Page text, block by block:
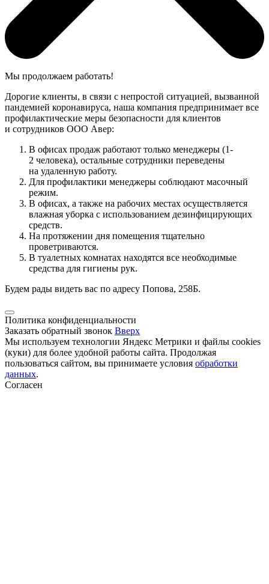
Мы продолжаем работать!
Дорогие клиенты, в связи с непростой ситуацией, вызванной
пандемией коронавируса, наша компания предпринимает все
профилактические меры безопасности для клиентов
и сотрудников ООО Авер:
В офисах продаж работают только менеджеры (1-
2 человека), остальные сотрудники переведены
на удаленную работу.
Для профилактики менеджеры соблюдают масочный
режим.
В офисах, а также на рабочих местах осуществляется
влажная уборка с использованием дезинфицирующих
средств.
На протяжении дня помещения тщательно
проветриваются.
В туалетных комнатах находятся все необходимые
средства для гигиены рук.
Будем рады видеть вас по адресу Попова, 258Б.
Политика конфиденциальности
Заказать обратный звонок Вверх
Мы используем технологии Яндекс Метрики и файлы cookies
(куки) для более удобной работы сайта. Продолжая
пользоваться сайтом, вы принимаете условия обработки
данных.
Согласен